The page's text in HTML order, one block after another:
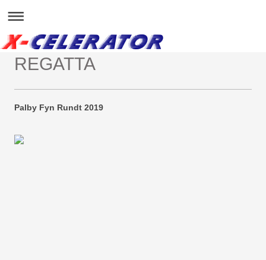
REGATTA
Palby Fyn Rundt 2019